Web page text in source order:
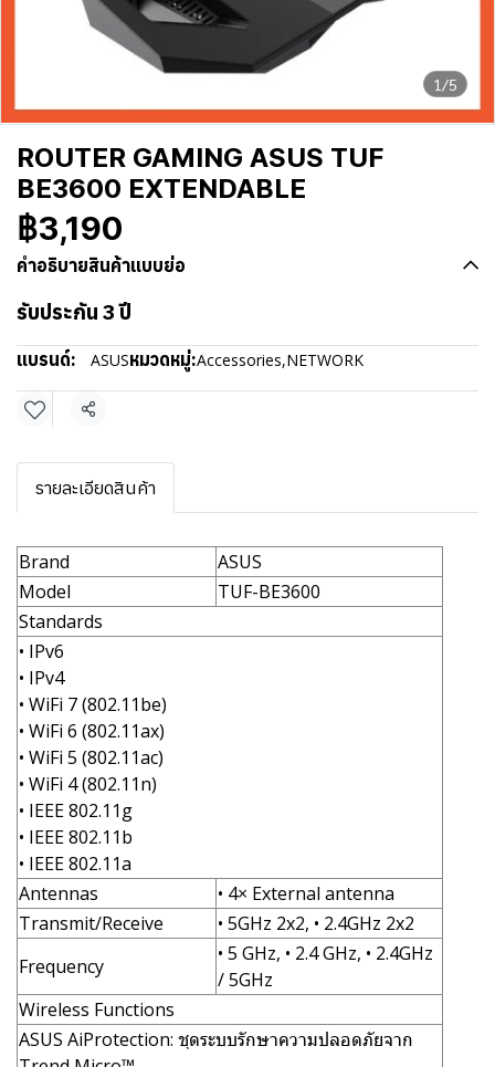
1/5
ROUTER GAMING ASUS TUF
BE3600 EXTENDABLE
฿3,190
คำอธิบายสินค้าแบบย่อ
รับประกัน 3 ปี
แบรนด์: ASUSหมวดหมู่:Accessories,NETWORK
แชร์
รายละเอียดสินค้า
Brand
ASUS
Model
TUF-BE3600
Standards
• IPv6
• IPv4
• WiFi 7 (802.11be)
• WiFi 6 (802.11ax)
• WiFi 5 (802.11ac)
• WiFi 4 (802.11n)
• IEEE 802.11g
• IEEE 802.11b
• IEEE 802.11a
Antennas
• 4× External antenna
Transmit/Receive
• 5GHz 2x2, • 2.4GHz 2x2
Frequency
• 5 GHz, • 2.4 GHz, • 2.4GHz
/ 5GHz
Wireless Functions
ASUS AiProtection: ชุดระบบรักษาความปลอดภัยจาก